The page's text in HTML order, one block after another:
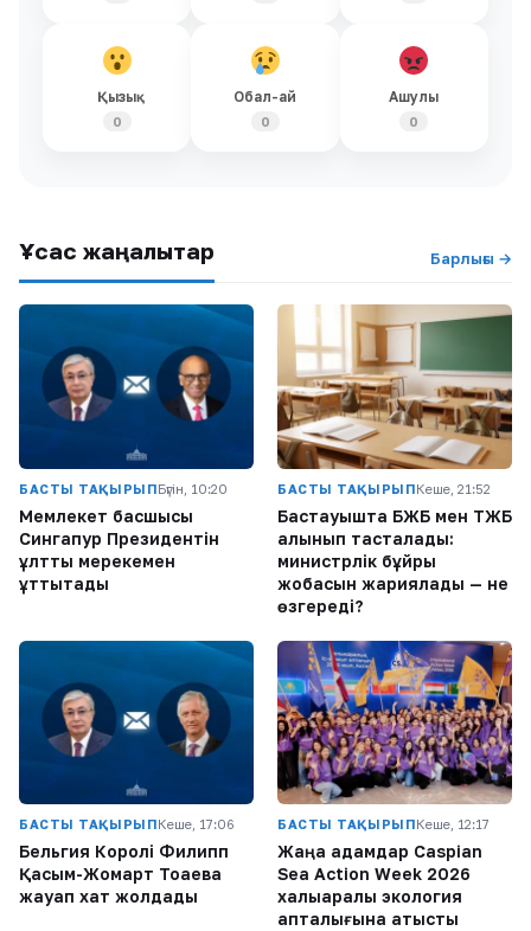
Қызық
0
Обал-ай
0
Ашулы
0
Ұқсас жаңалықтар Барлығы →
БАСТЫ ТАҚЫРЫПБүгін, 10:20
Мемлекет басшысы
Сингапур Президентін
ұлттық мерекемен
құттықтады
БАСТЫ ТАҚЫРЫПКеше, 21:52
Бастауышта БЖБ мен ТЖБ
алынып тасталады:
министрлік бұйрық
жобасын жариялады — не
өзгереді?
БАСТЫ ТАҚЫРЫПКеше, 17:06
Бельгия Королі Филипп
Қасым-Жомарт Тоқаевқа
жауап хат жолдады
БАСТЫ ТАҚЫРЫПКеше, 12:17
Жаңа адамдар Caspian
Sea Action Week 2026
халықаралық экология
апталығына қатысты